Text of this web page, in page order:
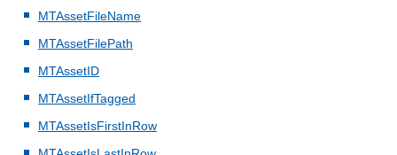
MTAssetFileName
MTAssetFilePath
MTAssetID
MTAssetIfTagged
MTAssetIsFirstInRow